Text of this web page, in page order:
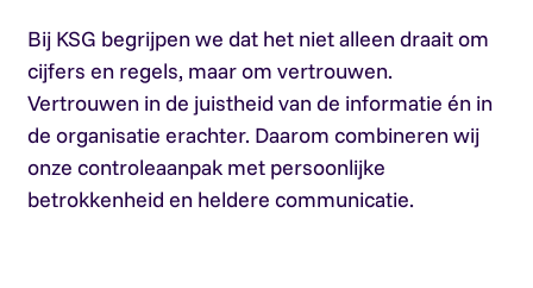
Bij KSG begrijpen we dat het niet alleen draait om
cijfers en regels, maar om vertrouwen.
Vertrouwen in de juistheid van de informatie én in
de organisatie erachter. Daarom combineren wij
onze controleaanpak met persoonlijke
betrokkenheid en heldere communicatie.